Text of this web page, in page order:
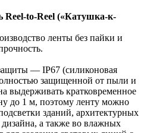
Reel-to-Reel («Катушка-к-
ленты без пайки и
— IP67 (силиконовая
защищенной от пыли и
выдерживать кратковременное
до 1 м, поэтому ленту можно
зданий, архитектурных
а также во влажных